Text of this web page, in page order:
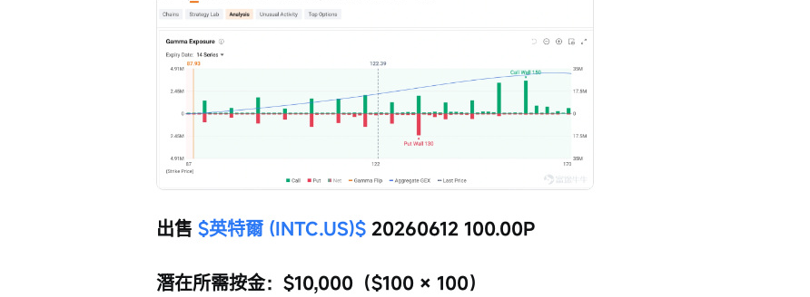
出售 $英特爾 (INTC.US)$ 20260612 100.00P
潛在所需按金：$10,000（$100 × 100）